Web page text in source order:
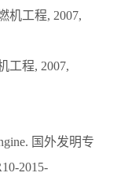
机工程, 2007,
工程, 2007,
国外发明专
2015-